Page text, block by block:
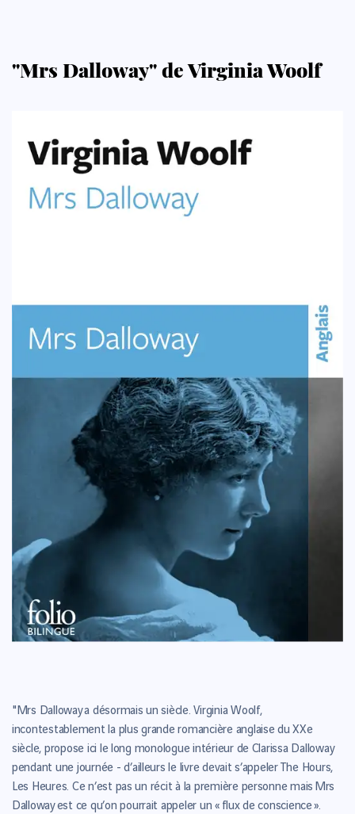
"Mrs Dalloway" de Virginia Woolf
"Mrs Dalloway a désormais un siècle. Virginia Woolf,
incontestablement la plus grande romancière anglaise du XXe
siècle, propose ici le long monologue intérieur de Clarissa Dalloway
pendant une journée - d’ailleurs le livre devait s’appeler The Hours,
Les Heures. Ce n’est pas un récit à la première personne mais Mrs
Dalloway est ce qu’on pourrait appeler un « flux de conscience ».